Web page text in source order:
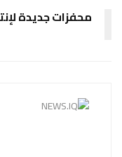
محفزات جديدة